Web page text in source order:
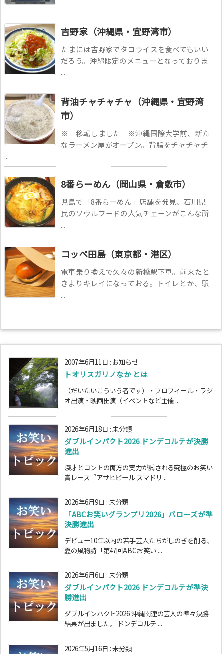
吉野家（沖縄県・宜野湾市）
たまには吉野家でタコライスを食べてもいい
だろう。沖縄限定のメニューとなっておりま
...
背油チャチャチャ（沖縄県・宜野湾
市）
※ 移転しました ※沖縄国際大学前、新た
なラーメン屋がオープン。背脂をチャチャチ
...
8番らーめん（岡山県・倉敷市）
児島で「8番らーめん」店舗を発見、石川県
民のソウルフードの人気チェーンがこんな所
...
コッペ田島（東京都・港区）
電車乗り換えで久々の新橋駅下車。前来たと
きよりキレイになっておる。トイレとか、駅
...
2007年6月11日 : お知らせ
トオリスガリノなか とは
（だいたいこういう者です）・プロフィール・ラジ
オ出演・映画出演（イベントなど主催 ...
2026年6月18日 : 未分類
ダブルインパクト2026 ドンデコルテが決勝
進出
漫才とコントの両方の実力が試される究極のお笑い
賞レース『アサヒビール スマドリ ...
2026年6月9日 : 未分類
「ABCお笑いグランプリ2026」バローズが準
決勝進出
デビュー10年以内の若手芸人たちがしのぎを削る、
夏の風物詩「第47回ABCお笑い ...
2026年6月6日 : 未分類
ダブルインパクト2026 ドンデコルテが準決
勝進出
ダブルインパクト2026 沖縄関連の芸人の準々決勝
結果が出ました。 ドンデコルテ ...
2026年5月16日 : 未分類